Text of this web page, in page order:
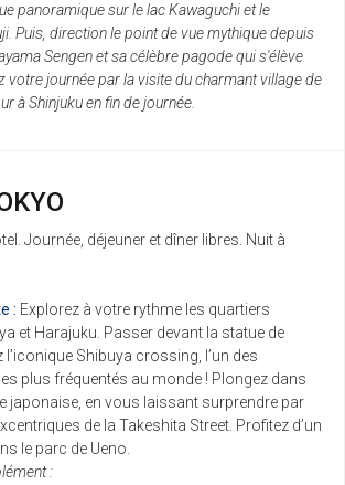
panoramique sur le lac Kawaguchi et le
Puis, direction le point de vue mythique depuis
Sengen et sa célèbre pagode qui s'élève
votre journée par la visite du charmant village de
à Shinjuku en fin de journée.
Journée, déjeuner et dîner libres. Nuit à
: Explorez à votre rythme les quartiers
et Harajuku. Passer devant la statue de
Shibuya crossing, l’un des
plus fréquentés au monde ! Plongez dans
japonaise, en vous laissant surprendre par
de la Takeshita Street. Profitez d’un
le parc de Ueno.
: